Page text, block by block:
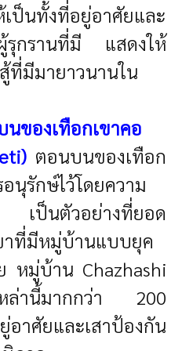
เป็นทั้งที่อยู่อาศัยและ
รุกรานที่มี แสดงให้
ที่มีมายาวนานใน
ของเทือกเขาคอ
ตอนบนของเทือก
นุรักษ์ไว้โดยความ
เป็นตัวอย่างที่ยอด
าที่มีหมู่บ้านแบบยุค
หมู่บ้าน Chazhashi
หล่านี้มากกว่า 200
อาศัยและเสาป้องกัน